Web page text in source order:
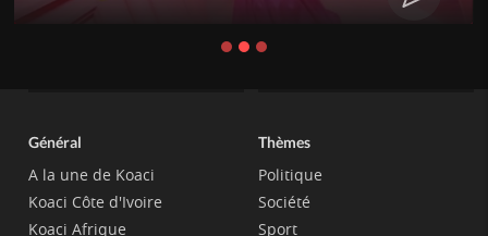
Général
A la une de Koaci
Koaci Côte d'Ivoire
Koaci Afrique
Thèmes
Politique
Société
Sport